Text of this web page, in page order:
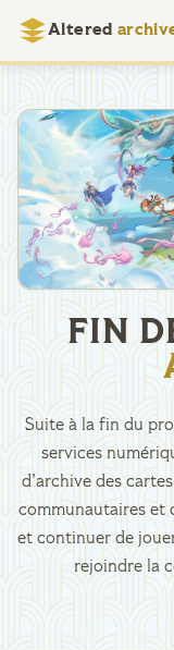
Altered
FIN
Suite à la fin du
services
d’archive des
communautaires et
et continuer de
rejoindre la